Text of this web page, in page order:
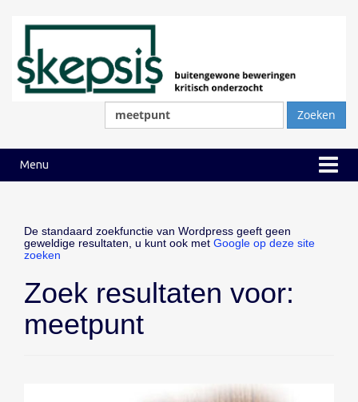
Zoeken
naar:
Menu
De standaard zoekfunctie van Wordpress geeft geen
geweldige resultaten, u kunt ook met Google op deze site
zoeken
Zoek resultaten voor:
meetpunt